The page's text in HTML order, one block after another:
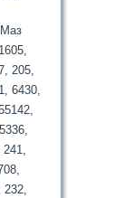
Маз
205,
6430,
241,
232,